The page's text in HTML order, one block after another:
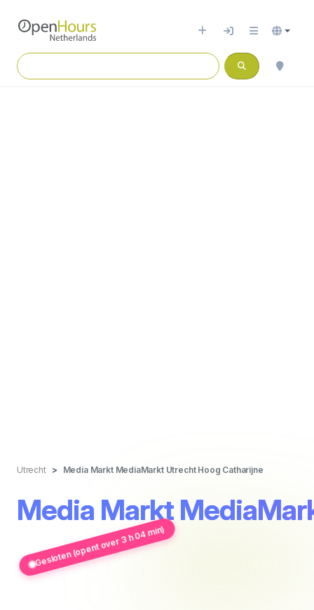
Utrecht Media Markt MediaMarkt Utrecht Hoog Catharijne
Media Markt
Gesloten (opent over 3 h 04 min)